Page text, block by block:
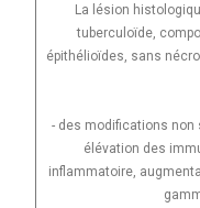
La lésion
tuberculoïde,
épithélioïdes, sans
- des modifications non
élévation des
inflammatoire,